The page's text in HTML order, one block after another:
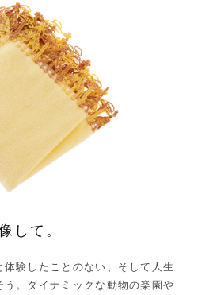
して。
験したことのない、そして人生
。ダイナミックな動物の楽園や